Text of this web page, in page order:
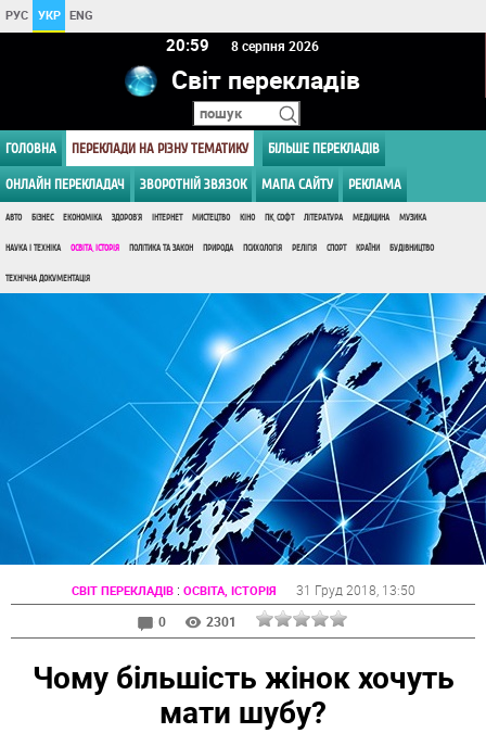
РУС УКР ENG
20:59 8 серпня 2026
Світ перекладів
ГОЛОВНА ПЕРЕКЛАДИ НА РІЗНУ ТЕМАТИКУ БІЛЬШЕ ПЕРЕКЛАДІВ
ОНЛАЙН ПЕРЕКЛАДАЧ ЗВОРОТНІЙ ЗВЯЗОК МАПА САЙТУ РЕКЛАМА
АВТО БІЗНЕС ЕКОНОМІКА ЗДОРОВ'Я ІНТЕРНЕТ МИСТЕЦТВО КІНО ПК, СОФТ ЛІТЕРАТУРА МЕДИЦИНА МУЗИКА
НАУКА І ТЕХНІКА ОСВІТА, ІСТОРІЯ ПОЛІТИКА ТА ЗАКОН ПРИРОДА ПСИХОЛОГІЯ РЕЛІГІЯ СПОРТ КРАЇНИ БУДІВНИЦТВО
ТЕХНІЧНА ДОКУМЕНТАЦІЯ
СВІТ ПЕРЕКЛАДІВ: ОСВІТА, ІСТОРІЯ 31 Груд 2018 , 13:50
0
2301
Чому більшість жінок хочуть
мати шубу?